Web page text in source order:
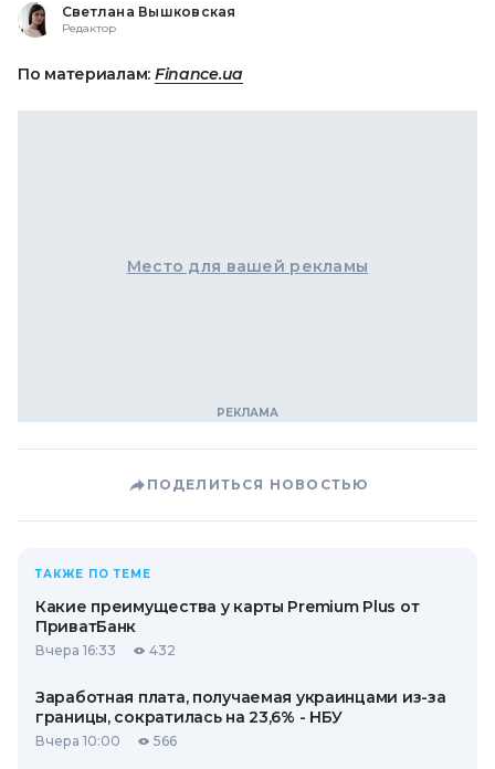
Светлана Вышковская
Редактор
По материалам: Finance.ua
Место для вашей рекламы
ПОДЕЛИТЬСЯ НОВОСТЬЮ
ТАКЖЕ ПО ТЕМЕ
Какие преимущества у карты Premium Plus от
ПриватБанк
Вчера 16:33 432
Заработная плата, получаемая украинцами из-за
границы, сократилась на 23,6% - НБУ
Вчера 10:00 566